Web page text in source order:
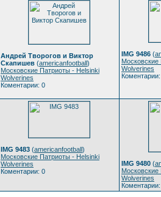
Андрей Творогов и Виктор
Скапишев (americanfootball)
Московские Патриоты - Helsinki
Wolverines
Коментарии: 0
IMG 9486 (
Московские
Wolverines
IMG 9483 (americanfootball)
Московские Патриоты - Helsinki
Wolverines
Коментарии: 0
IMG 9480 (
Московские
Wolverines